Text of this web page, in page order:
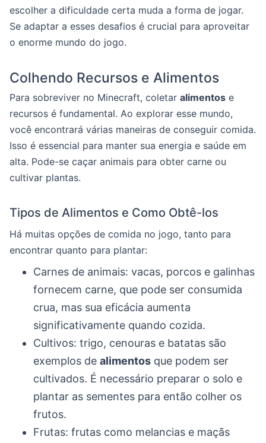
escolher a dificuldade certa muda a forma de jogar.
Se adaptar a esses desafios é crucial para aproveitar
o enorme mundo do jogo.
Colhendo Recursos e Alimentos
Para sobreviver no Minecraft, coletar alimentos e
recursos é fundamental. Ao explorar esse mundo,
você encontrará várias maneiras de conseguir comida.
Isso é essencial para manter sua energia e saúde em
alta. Pode-se caçar animais para obter carne ou
cultivar plantas.
Tipos de Alimentos e Como Obtê-los
Há muitas opções de comida no jogo, tanto para
encontrar quanto para plantar:
Carnes de animais: vacas, porcos e galinhas
fornecem carne, que pode ser consumida
crua, mas sua eficácia aumenta
significativamente quando cozida.
Cultivos: trigo, cenouras e batatas são
exemplos de alimentos que podem ser
cultivados. É necessário preparar o solo e
plantar as sementes para então colher os
frutos.
Frutas: frutas como melancias e maçãs